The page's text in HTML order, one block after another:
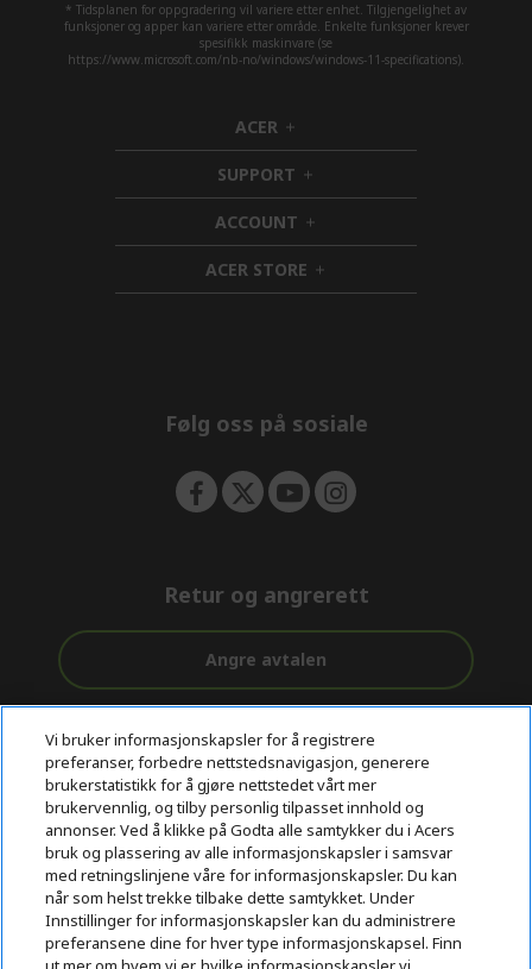
* Tidsplanen for oppgradering vil variere etter enhet. Tilgjengelighet av
funksjoner og apper kan variere etter område. Enkelte funksjoner krever
spesifikk maskinvare (se
https://www.microsoft.com/nb-no/windows/windows-11-specifications).
ACER h
i
d
d
e
n
SUPPORT h
i
d
e
n
ACCOUNT h
i
d
d
ACER STORE h
i
Følg oss på sosiale
Retur og angrerett
Angre avtalen
Gratis
levering
før og etter
kjøp
betaling
© 2026 Acer Inc.
CPYou BV er en autorisert forhandler og tilbyder av produktene
og tjenestene som tilbys i denne nettbutikken.​
Vi bruker informasjonskapsler for å registrere
preferanser, forbedre nettstedsnavigasjon, generere
brukerstatistikk for å gjøre nettstedet vårt mer
brukervennlig, og tilby personlig tilpasset innhold og
annonser. Ved å klikke på Godta alle samtykker du i Acers
bruk og plassering av alle informasjonskapsler i samsvar
med retningslinjene våre for informasjonskapsler. Du kan
når som helst trekke tilbake dette samtykket. Under
Innstillinger for informasjonskapsler kan du administrere
preferansene dine for hver type informasjonskapsel. Finn